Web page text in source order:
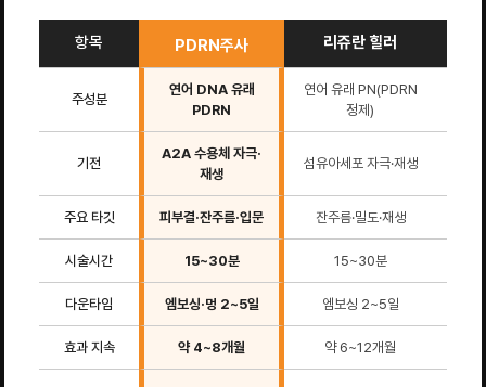
항목 PDRN주사 리쥬란 힐러
주성분
연어 DNA 유래
PDRN
연어 유래 PN(PDRN
정제)
기전
A2A 수용체 자극·
재생
섬유아세포 자극·재생
주요 타깃 피부결·잔주름·입문 잔주름·밀도·재생
시술시간 15~30분 15~30분
다운타임 엠보싱·멍 2~5일 엠보싱 2~5일
효과 지속 약 4~8개월 약 6~12개월